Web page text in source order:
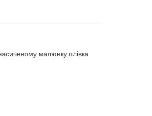
малюнку плівка